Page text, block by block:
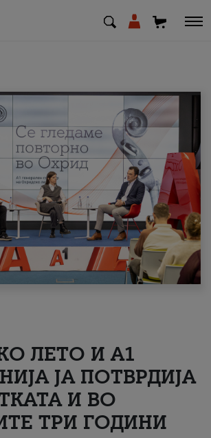
Деловни
ЛЕТО И A1
ЈА ПОТВРДИЈА
И ВО
ТРИ ГОДИНИ